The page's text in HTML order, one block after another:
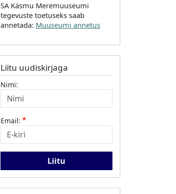
SA Käsmu Meremuuseumi
tegevuste toetuseks saab
annetada: Muuseumi annetus
Liitu uudiskirjaga
Nimi:
Email: